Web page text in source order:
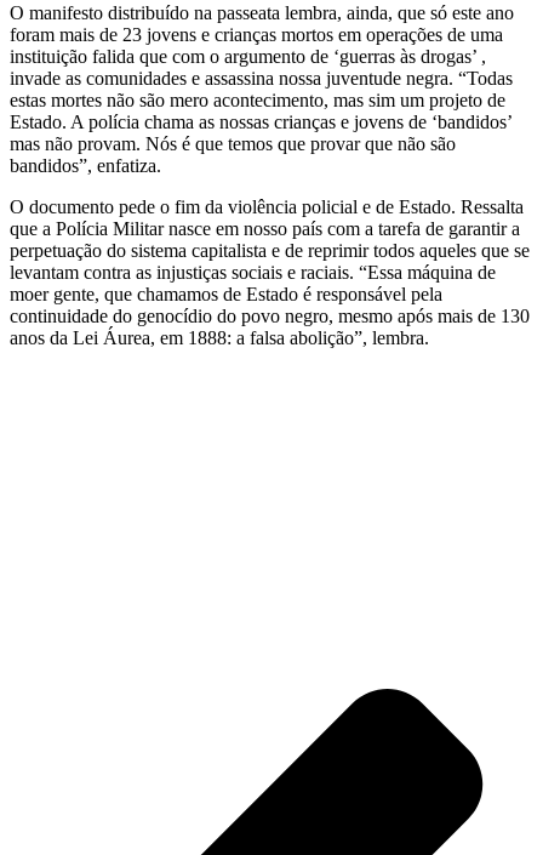
O manifesto distribuído na passeata lembra, ainda, que só este ano
foram mais de 23 jovens e crianças mortos em operações de uma
instituição falida que com o argumento de ‘guerras às drogas’ ,
invade as comunidades e assassina nossa juventude negra. “Todas
estas mortes não são mero acontecimento, mas sim um projeto de
Estado. A polícia chama as nossas crianças e jovens de ‘bandidos’
mas não provam. Nós é que temos que provar que não são
bandidos”, enfatiza.
O documento pede o fim da violência policial e de Estado. Ressalta
que a Polícia Militar nasce em nosso país com a tarefa de garantir a
perpetuação do sistema capitalista e de reprimir todos aqueles que se
levantam contra as injustiças sociais e raciais. “Essa máquina de
moer gente, que chamamos de Estado é responsável pela
continuidade do genocídio do povo negro, mesmo após mais de 130
anos da Lei Áurea, em 1888: a falsa abolição”, lembra.